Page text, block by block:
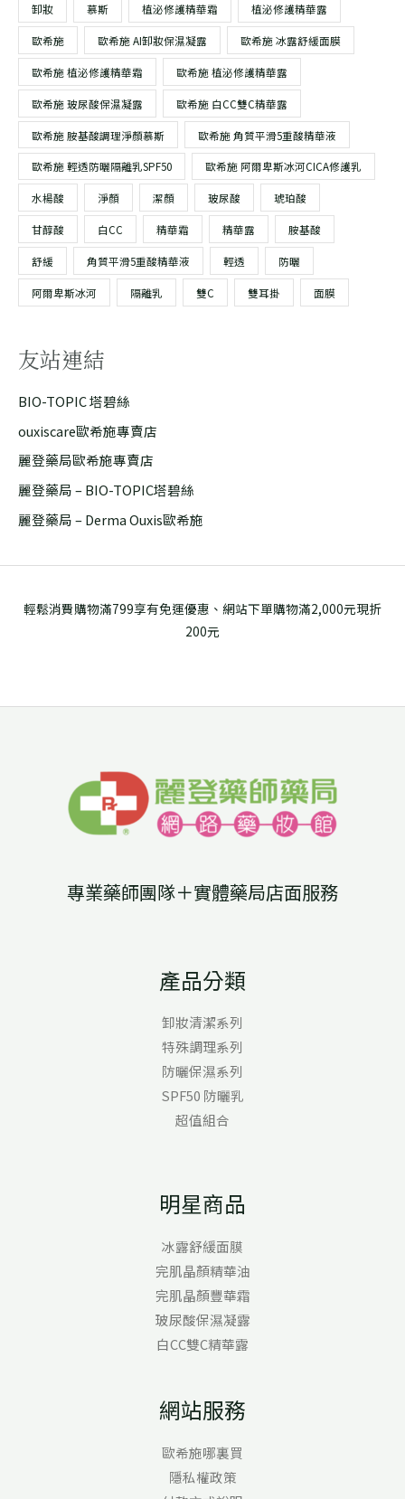
卸妝 慕斯 植泌修護精華霜 植泌修護精華露
歐希施 歐希施 AI卸妝保濕凝露 歐希施 冰露舒緩面膜
歐希施 植泌修護精華霜 歐希施 植泌修護精華露
歐希施 玻尿酸保濕凝露 歐希施 白CC雙C精華露
歐希施 胺基酸調理淨顏慕斯 歐希施 角質平滑5重酸精華液
歐希施 輕透防曬隔離乳SPF50 歐希施 阿爾卑斯冰河CICA修護乳
水楊酸 淨顏 潔顏 玻尿酸 琥珀酸
甘醇酸 白CC 精華霜 精華露 胺基酸
舒緩 角質平滑5重酸精華液 輕透 防曬
阿爾卑斯冰河 隔離乳 雙C 雙耳掛 面膜
友站連結
BIO-TOPIC 塔碧絲
ouxiscare歐希施專賣店
麗登藥局歐希施專賣店
麗登藥局 – BIO-TOPIC塔碧絲
麗登藥局 – Derma Ouxis歐希施
輕鬆消費購物滿799享有免運優惠、網站下單購物滿2,000元現折
200元
專業藥師團隊＋實體藥局店面服務
產品分類
卸妝清潔系列
特殊調理系列
防曬保濕系列
SPF50 防曬乳
超值組合
明星商品
冰露舒緩面膜
完肌晶顏精華油
完肌晶顏豐華霜
玻尿酸保濕凝露
白CC雙C精華露
網站服務
歐希施哪裏買
隱私權政策